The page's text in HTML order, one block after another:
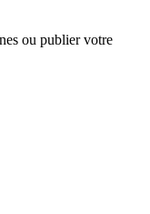
ou publier votre